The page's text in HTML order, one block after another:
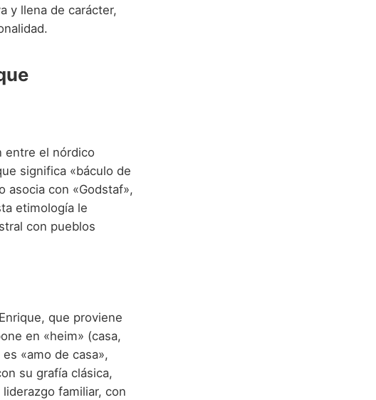
y llena de carácter,
entre el nórdico
significa «báculo de
asocia con «Godstaf»,
etimología le
con pueblos
que proviene
en «heim» (casa,
«amo de casa»,
su grafía clásica,
familiar, con